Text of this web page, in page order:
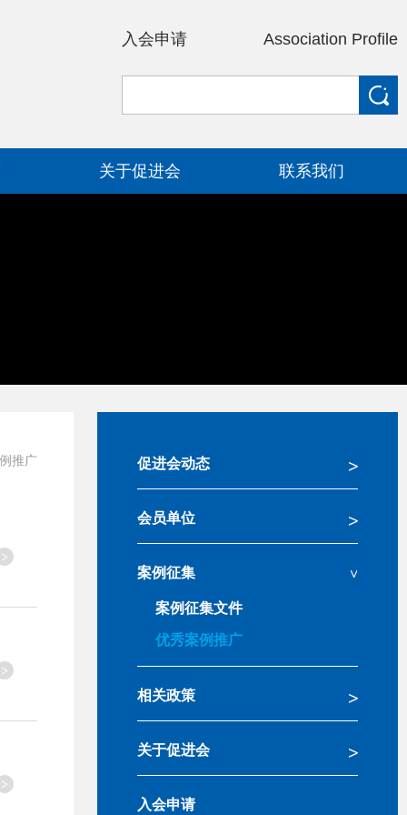
入会申请 Association Profile
关于促进会 联系我们
推广 促进会动态
会员单位
案例征集
案例征集文件
优秀案例推广
相关政策
关于促进会
入会申请